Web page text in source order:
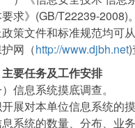
求》(GB/T22239-2008)。
策文件和标准规范均可
网（http://www.djbh.net)
要任务及工作安排
信息系统摸底调查。
展对本单位信息系统的
系统的数量、分布、业